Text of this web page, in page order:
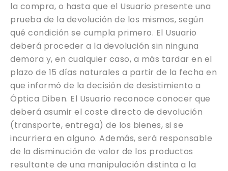
la compra, o hasta que el Usuario presente una
prueba de la devolución de los mismos, según
qué condición se cumpla primero. El Usuario
deberá proceder a la devolución sin ninguna
demora y, en cualquier caso, a más tardar en el
plazo de 15 días naturales a partir de la fecha en
que informó de la decisión de desistimiento a
Óptica Diben. El Usuario reconoce conocer que
deberá asumir el coste directo de devolución
(transporte, entrega) de los bienes, si se
incurriera en alguno. Además, será responsable
de la disminución de valor de los productos
resultante de una manipulación distinta a la